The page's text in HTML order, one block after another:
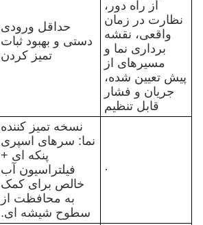
از راه دور،
نظارت در زمان
واقعی، نقشه
برداری نما و
مسیرهای از
پیش تعیین شده،
جریان و فشار
قابل تنظیم
حداقل ورودی
دستی و بهبود ثبات
تمیز کردن
·
نسخه تمیز کننده
نما: سرهای اسپری
پنکه ای +
فیلتراسیون آب
خالص برای کمک
به محافظت از
سطوح شیشه ای.